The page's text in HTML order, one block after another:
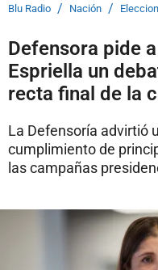
Blu Radio / Nación /
Defensora pide
Espriella un
recta final de la
La Defensoría advirtió
cumplimiento de
las campañas